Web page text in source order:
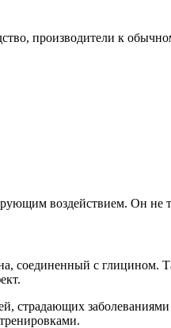
производители к
воздействием. Он не
соединенный с глицином.
страдающих